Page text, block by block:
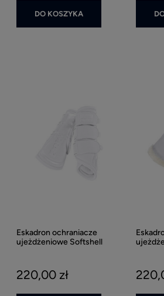
DO KOSZYKA
Eskadron ochraniacze
ujeżdżeniowe Softshell
220,00 zł